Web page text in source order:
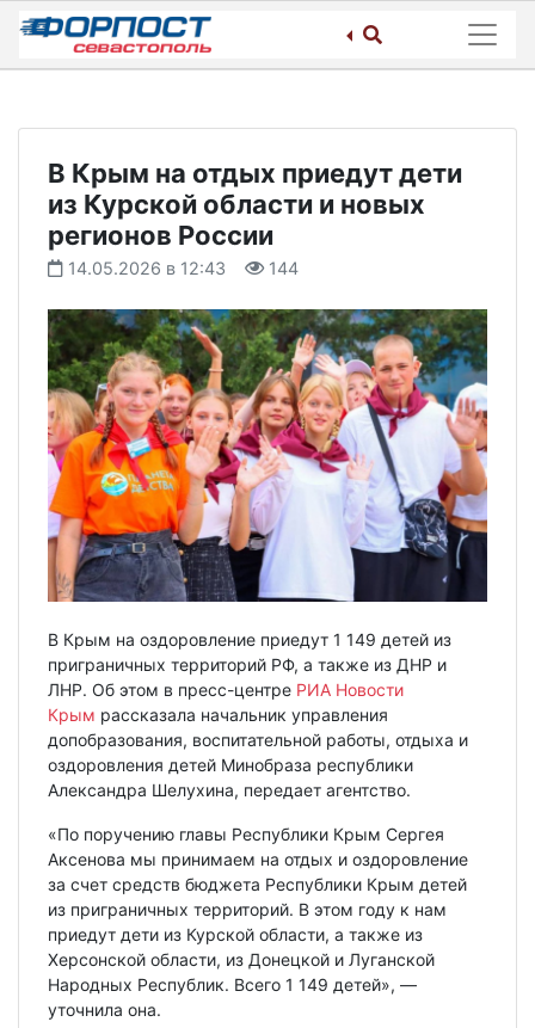
Skip
content
В Крым на отдых приедут дети
из Курской области и новых
регионов России
14.05.2026 в 12:43 144
В Крым на оздоровление приедут 1 149 детей из
приграничных территорий РФ, а также из ДНР и
ЛНР. Об этом в пресс-центре РИА Новости
Крым рассказала начальник управления
допобразования, воспитательной работы, отдыха и
оздоровления детей Минобраза республики
Александра Шелухина, передает агентство.
«По поручению главы Республики Крым Сергея
Аксенова мы принимаем на отдых и оздоровление
за счет средств бюджета Республики Крым детей
из приграничных территорий. В этом году к нам
приедут дети из Курской области, а также из
Херсонской области, из Донецкой и Луганской
Народных Республик. Всего 1 149 детей», —
уточнила она.